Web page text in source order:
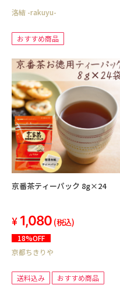
洛結 -rakuyu-
おすすめ商品
京番茶ティーパック 8g×24
1,080 (税込)
18%OFF
京都ちきりや
送料込み おすすめ商品